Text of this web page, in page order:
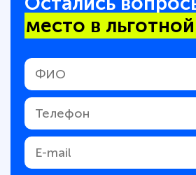
место в